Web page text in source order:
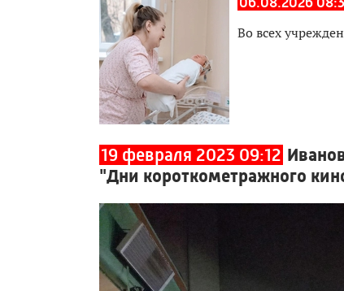
Во всех
19 февраля 2023 09:12
"Дни короткометражного